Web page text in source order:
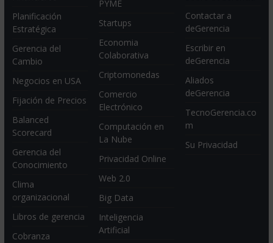
Planificación
Estratégica
Gerencia del
Cambio
Negocios en USA
Fijación de Precios
Balanced
Scorecard
Gerencia del
Conocimiento
Clima
organizacional
Libros de gerencia
Cobranza
PYME
Startups
Economia
Colaborativa
Criptomonedas
Comercio
Electrónico
Computación en
La Nube
Privacidad Online
Web 2.0
Big Data
Inteligencia
Artificial
Contactar a
deGerencia
Escribir en
deGerencia
Aliados
deGerencia
TecnoGerencia.co
m
Su Privacidad